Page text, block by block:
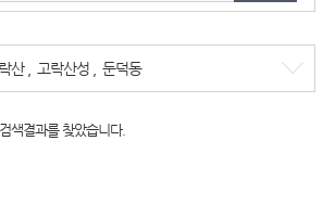
산, 고락산성, 둔덕동
색결과를 찾았습니다.